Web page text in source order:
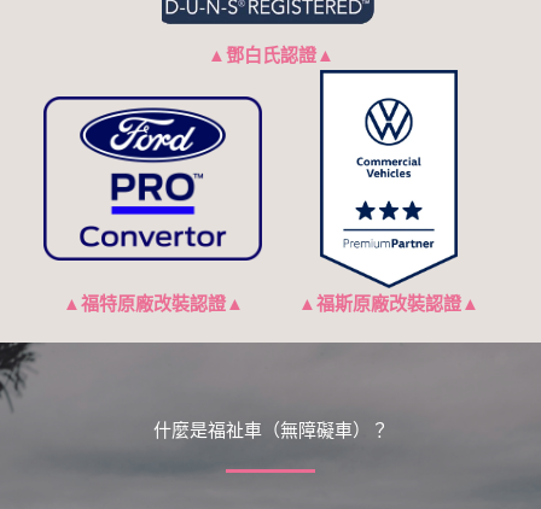
▲ 鄧白氏認證▲
▲福特原廠改裝認證▲ ▲ 福斯原廠改裝認證▲
什麼是福祉車（無障礙車）？